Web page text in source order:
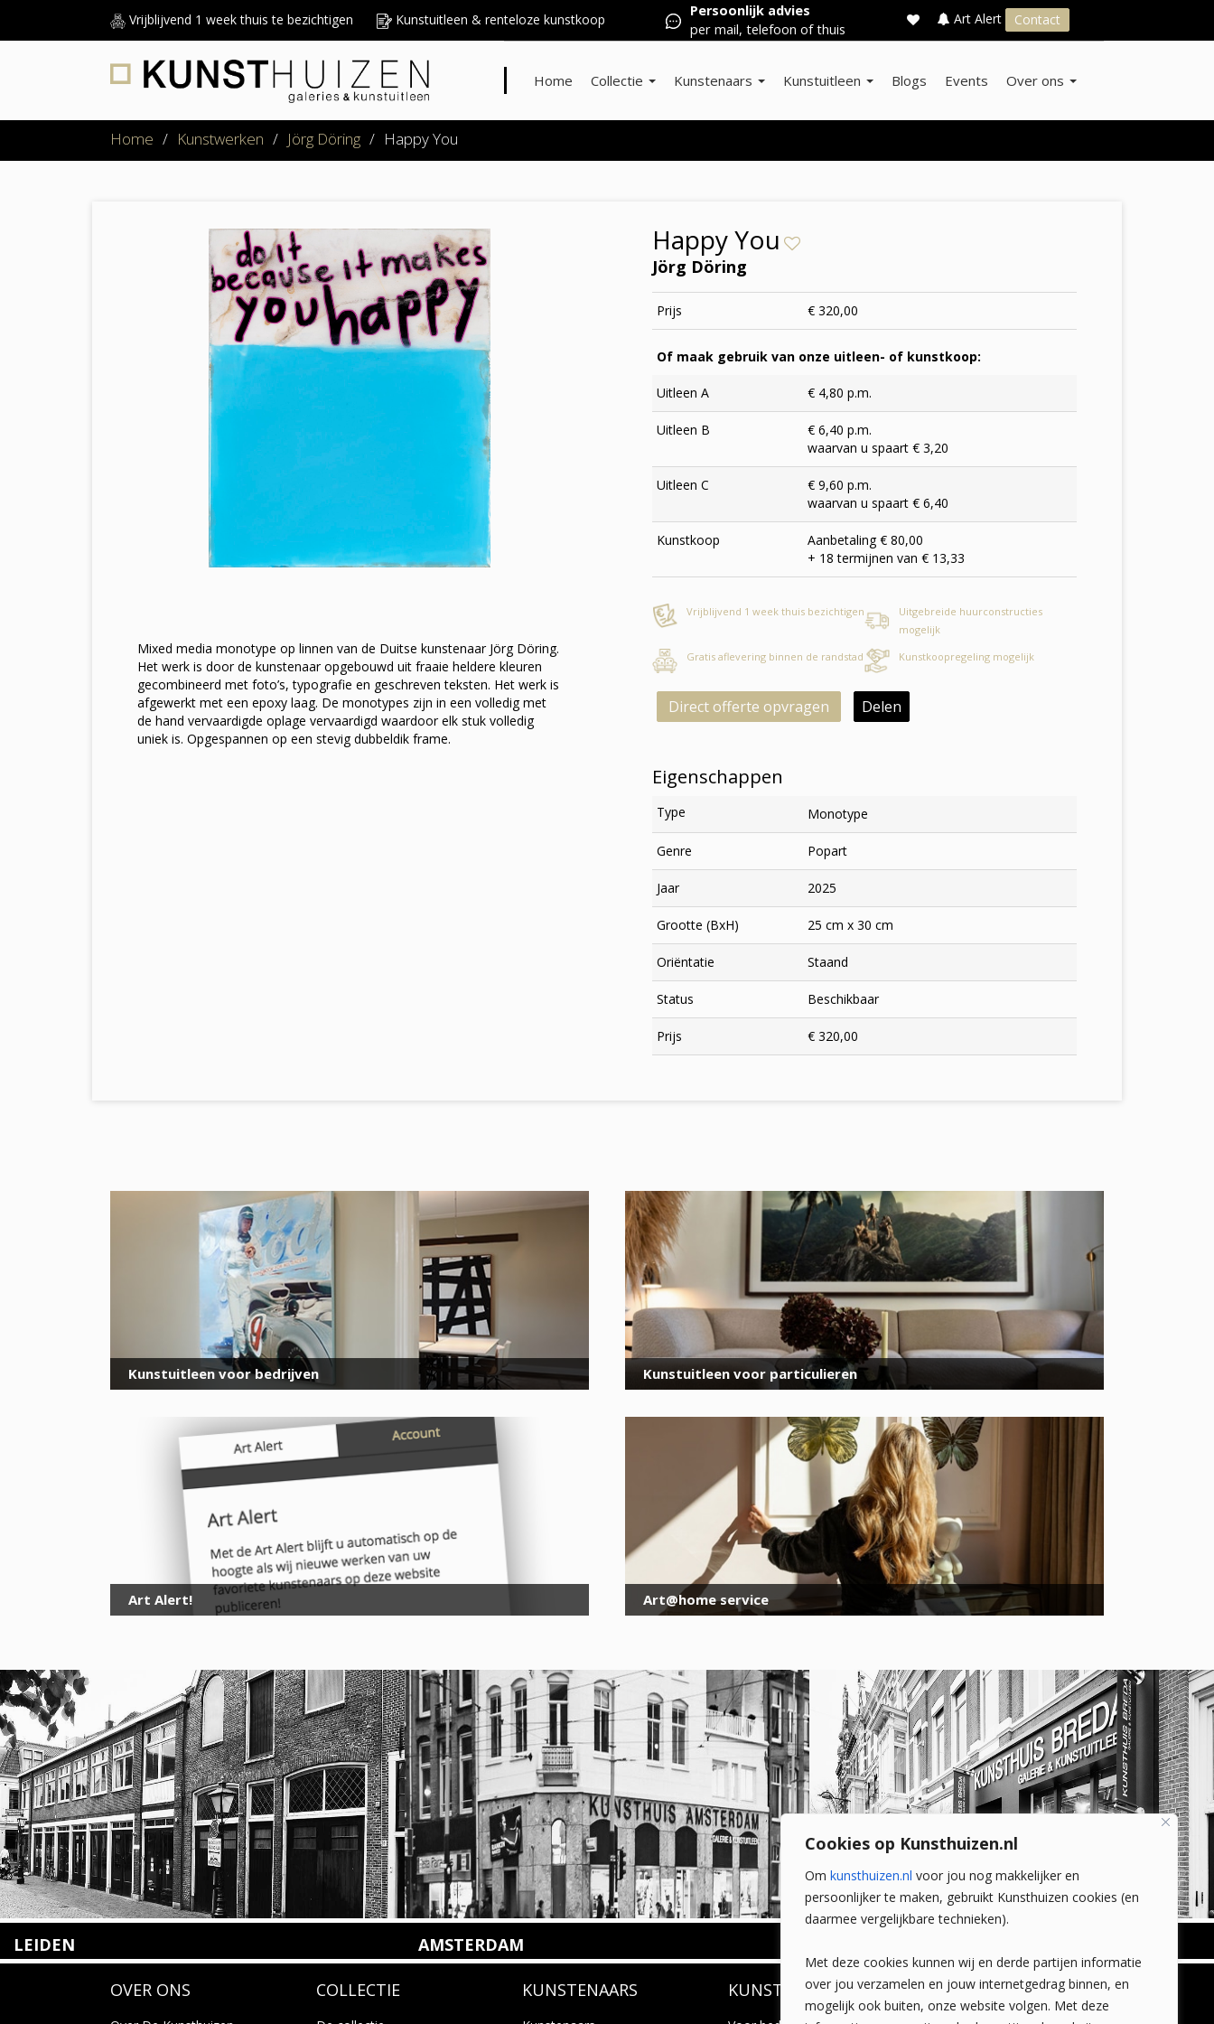
Cookies op Kunsthuizen.nl
Om kunsthuizen.nl voor jou nog makkelijker en
persoonlijker te maken, gebruikt Kunsthuizen cookies (en
daarmee vergelijkbare technieken).
Met deze cookies kunnen wij en derde partijen informatie
over jou verzamelen en jouw internetgedrag binnen, en
mogelijk ook buiten, onze website volgen. Met deze
Vrijblijvend 1 week thuis te bezichtigen Kunstuitleen & renteloze kunstkoop
Persoonlijk advies
per mail, telefoon of thuis
Art Alert Contact
Home Collectie Kunstenaars Kunstuitleen Blogs Events Over ons
Home / Kunstwerken / Jörg Döring / Happy You
Mixed media monotype op linnen van de Duitse kunstenaar Jörg Döring.
Het werk is door de kunstenaar opgebouwd uit fraaie heldere kleuren
gecombineerd met foto’s, typografie en geschreven teksten. Het werk is
afgewerkt met een epoxy laag. De monotypes zijn in een volledig met
de hand vervaardigde oplage vervaardigd waardoor elk stuk volledig
uniek is. Opgespannen op een stevig dubbeldik frame.
Happy You
Jörg Döring
Prijs € 320,00
Of maak gebruik van onze uitleen- of kunstkoop:
Uitleen A € 4,80 p.m.
Uitleen B
€ 6,40 p.m.
waarvan u spaart € 3,20
Uitleen C
€ 9,60 p.m.
waarvan u spaart € 6,40
Kunstkoop
Aanbetaling € 80,00
+ 18 termijnen van € 13,33
Vrijblijvend 1 week thuis bezichtigen
Uitgebreide huurconstructies
mogelijk
Gratis aflevering binnen de randstad
Kunstkoopregeling mogelijk
Direct offerte opvragen Delen
Eigenschappen
Type Monotype
Genre Popart
Jaar 2025
Grootte (BxH) 25 cm x 30 cm
Oriëntatie Staand
Status Beschikbaar
Prijs € 320,00
Kunstuitleen voor bedrijven Kunstuitleen voor particulieren
Art Alert! Art@home service
LEIDEN AMSTERDAM
1075 VX Amsterdam
Wilhelminastraat 11
4818 SB Breda
+31 (0)76 5221309
OVER ONS COLLECTIE KUNSTENAARS KUNSTUITLEEN CONTACT
Meld je aan
voor onze nieuwsbrief
E-
mailadres